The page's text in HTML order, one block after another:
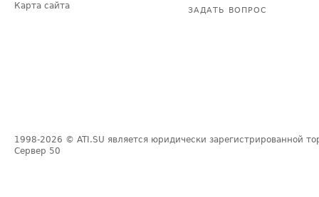
Карта сайта
ЗАДАТЬ ВОПРОС
1998-2026 © ATI.SU является юридически зарегистрированной
Сервер 50